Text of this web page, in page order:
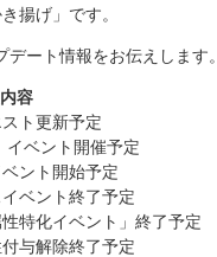
揚げ」です。
ート情報をお伝えします。
容
ト更新予定
イベント開催予定
ント開始予定
ベント終了予定
特化イベント」終了予定
与解除終了予定